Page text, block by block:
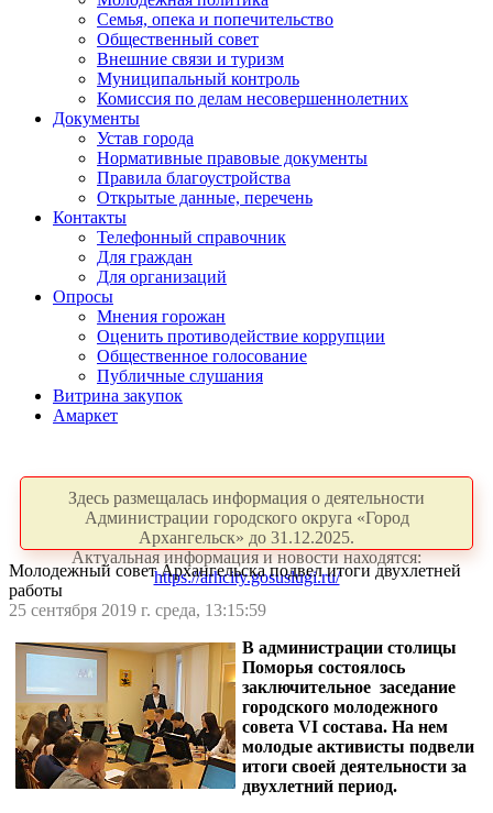
Семья, опека и попечительство
Общественный совет
Внешние связи и туризм
Муниципальный контроль
Комиссия по делам несовершеннолетних
Документы
Устав города
Нормативные правовые документы
Правила благоустройства
Открытые данные, перечень
Контакты
Телефонный справочник
Для граждан
Для организаций
Опросы
Мнения горожан
Оценить противодействие коррупции
Общественное голосование
Публичные слушания
Витрина закупок
Амаркет
Здесь размещалась информация о деятельности
Администрации городского округа «Город
Архангельск» до 31.12.2025.
Актуальная информация и новости находятся:
https://arhcity.gosuslugi.ru/
Молодежный совет Архангельска подвел итоги двухлетней
работы
25 сентября 2019 г. среда, 13:15:59
В администрации столицы
Поморья состоялось
заключительное заседание
городского молодежного
совета VI состава. На нем
молодые активисты подвели
итоги своей деятельности за
двухлетний период.